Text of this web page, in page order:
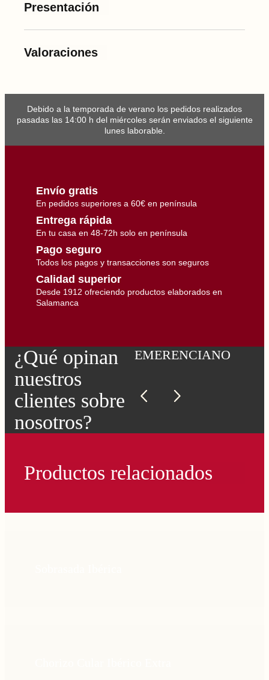
I
c
u
e
d
l
d
o
c
a
t
i
a
Presentación
Valoraciones
Debido a la temporada de verano los pedidos realizados
pasadas las 14:00 h del miércoles serán enviados el siguiente
lunes laborable.
Envío gratis
En pedidos superiores a 60€ en península
Entrega rápida
En tu casa en 48-72h solo en península
Pago seguro
Todos los pagos y transacciones son seguros
Calidad superior
Desde 1912 ofreciendo productos elaborados en
Salamanca
¿Qué opinan
nuestros
clientes sobre
nosotros?
EMERENCIANO
Productos relacionados